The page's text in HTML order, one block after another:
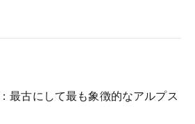
最古にして最も象徴的なアルプス